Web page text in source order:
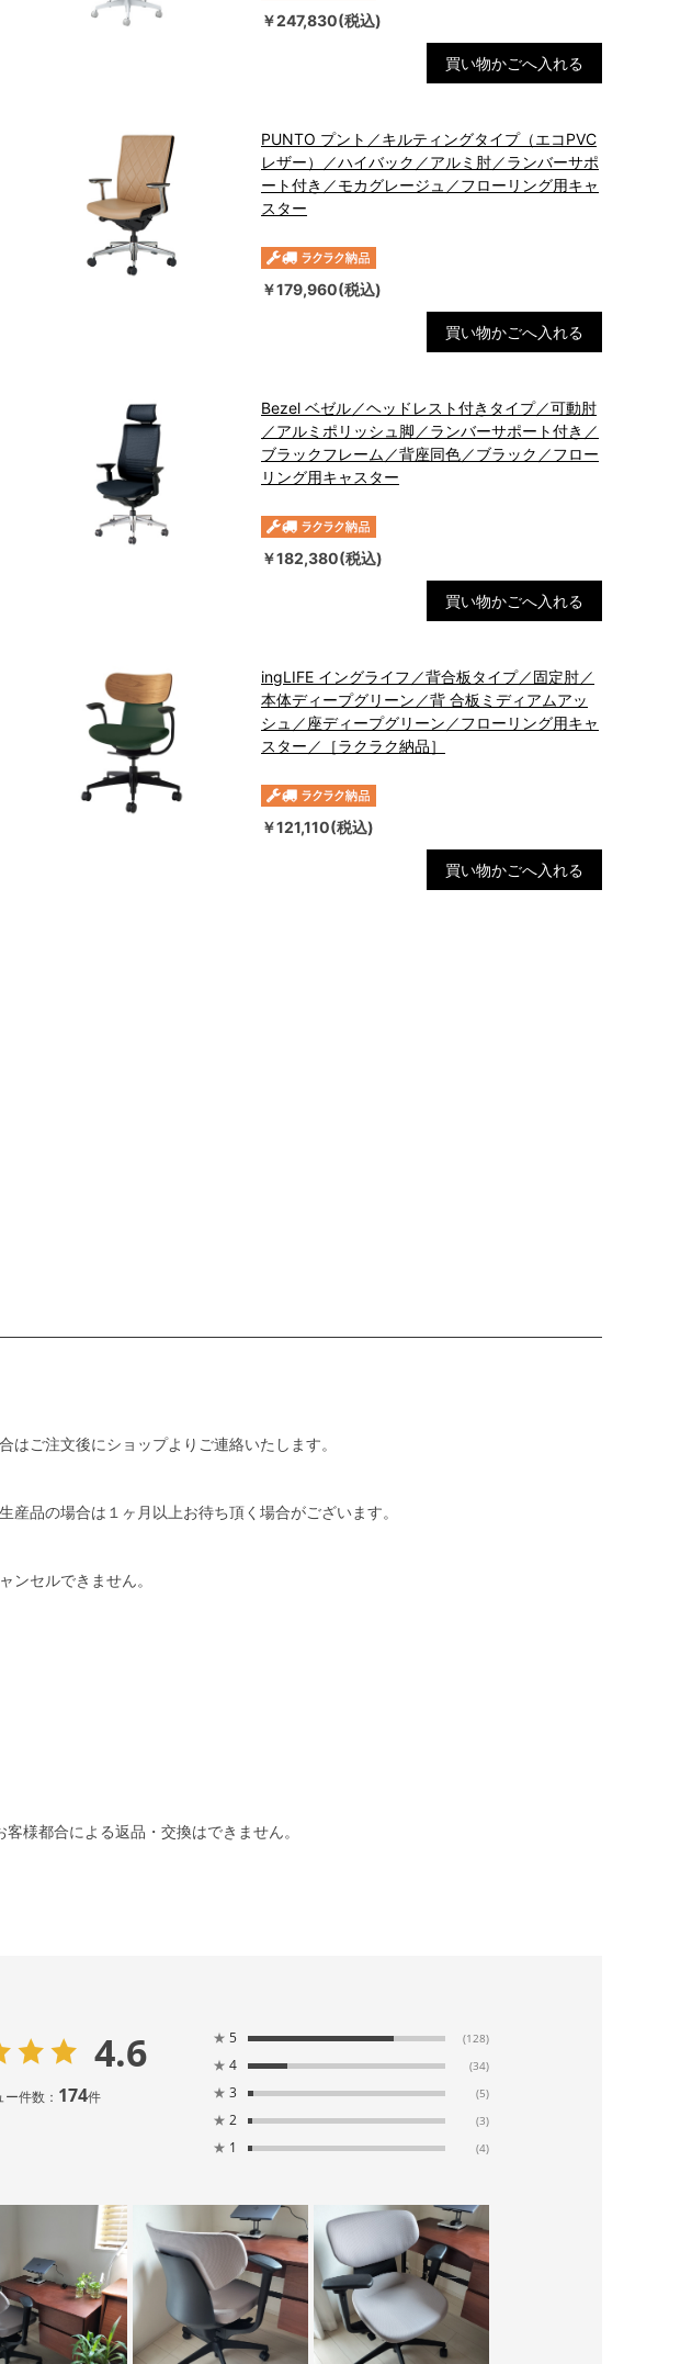
￥247,830(税込)
買い物かごへ入れる
PUNTO プント／キルティングタイプ（エコPVC
レザー）／ハイバック／アルミ肘／ランバーサポ
ート付き／モカグレージュ／フローリング用キャ
スター
￥179,960(税込)
買い物かごへ入れる
Bezel ベゼル／ヘッドレスト付きタイプ／可動肘
／アルミポリッシュ脚／ランバーサポート付き／
ブラックフレーム／背座同色／ブラック／フロー
リング用キャスター
￥182,380(税込)
買い物かごへ入れる
ingLIFE イングライフ／背合板タイプ／固定肘／
本体ディープグリーン／背 合板ミディアムアッ
シュ／座ディープグリーン／フローリング用キャ
スター／［ラクラク納品］
￥121,110(税込)
買い物かごへ入れる
ご注文後にショップよりご連絡いたします。
品の場合は１ヶ月以上お待ち頂く場合がございます。
ンセルできません。
様都合による返品・交換はできません。
4.6
ー件数： 174件
★ 5 (128)
★ 4 (34)
★ 3 (5)
★ 2 (3)
★ 1 (4)